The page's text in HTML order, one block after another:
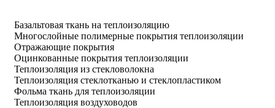
Базальтовая ткань на теплоизоляцию
Многослойные полимерные покрытия теплоизоляции
Отражающие покрытия
Оцинкованные покрытия теплоизоляции
Теплоизоляция из стекловолокна
Теплоизоляция стеклотканью и стеклопластиком
Фольма ткань для теплоизоляции
Теплоизоляция воздуховодов